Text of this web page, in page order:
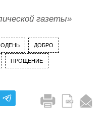
газеты»
ДОБРО
ПРОЩЕНИЕ